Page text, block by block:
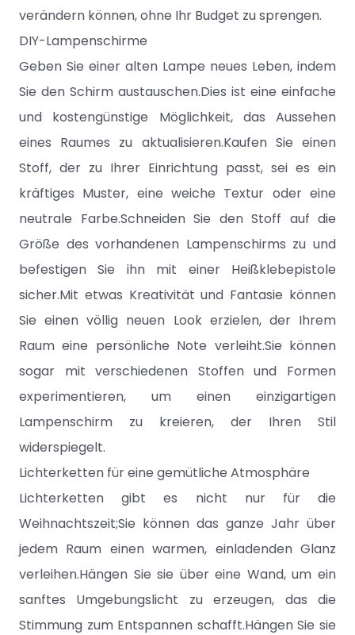
verändern können, ohne Ihr Budget zu sprengen.
DIY-Lampenschirme
Geben Sie einer alten Lampe neues Leben, indem
Sie den Schirm austauschen.Dies ist eine einfache
und kostengünstige Möglichkeit, das Aussehen
eines Raumes zu aktualisieren.Kaufen Sie einen
Stoff, der zu Ihrer Einrichtung passt, sei es ein
kräftiges Muster, eine weiche Textur oder eine
neutrale Farbe.Schneiden Sie den Stoff auf die
Größe des vorhandenen Lampenschirms zu und
befestigen Sie ihn mit einer Heißklebepistole
sicher.Mit etwas Kreativität und Fantasie können
Sie einen völlig neuen Look erzielen, der Ihrem
Raum eine persönliche Note verleiht.Sie können
sogar mit verschiedenen Stoffen und Formen
experimentieren, um einen einzigartigen
Lampenschirm zu kreieren, der Ihren Stil
widerspiegelt.
Lichterketten für eine gemütliche Atmosphäre
Lichterketten gibt es nicht nur für die
Weihnachtszeit;Sie können das ganze Jahr über
jedem Raum einen warmen, einladenden Glanz
verleihen.Hängen Sie sie über eine Wand, um ein
sanftes Umgebungslicht zu erzeugen, das die
Stimmung zum Entspannen schafft.Hängen Sie sie